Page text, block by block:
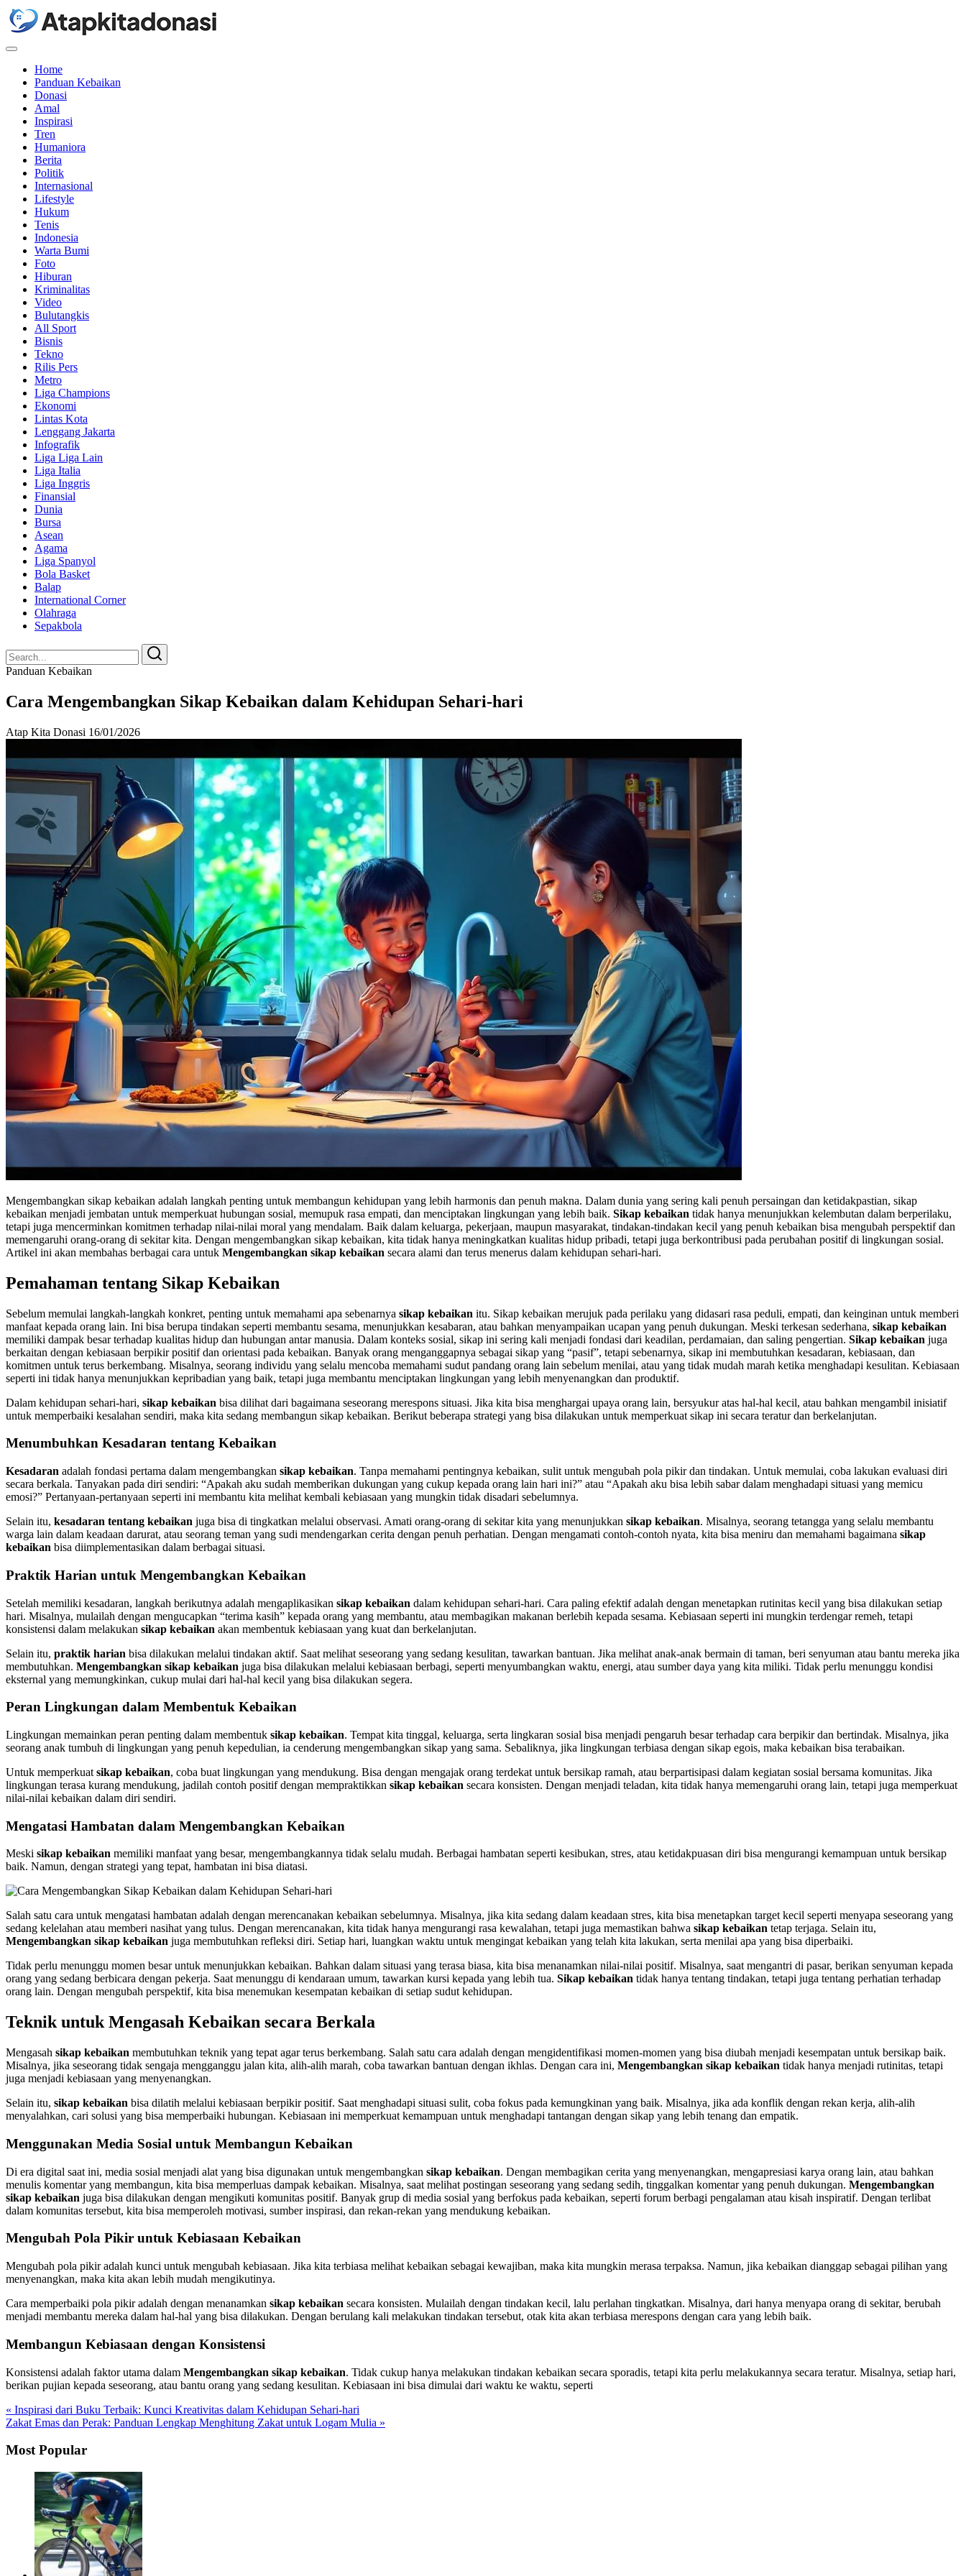
Menu
Home
Panduan Kebaikan
Donasi
Amal
Inspirasi
Tren
Humaniora
Berita
Politik
Internasional
Lifestyle
Hukum
Tenis
Indonesia
Warta Bumi
Foto
Hiburan
Kriminalitas
Video
Bulutangkis
All Sport
Bisnis
Tekno
Rilis Pers
Metro
Liga Champions
Ekonomi
Lintas Kota
Lenggang Jakarta
Infografik
Liga Liga Lain
Liga Italia
Liga Inggris
Finansial
Dunia
Bursa
Asean
Agama
Liga Spanyol
Bola Basket
Balap
International Corner
Olahraga
Sepakbola
Search
for:
Search
Panduan Kebaikan
Cara Mengembangkan Sikap Kebaikan dalam Kehidupan Sehari-hari
Atap Kita Donasi 16/01/2026
Mengembangkan sikap kebaikan adalah langkah penting untuk membangun kehidupan yang lebih harmonis dan penuh makna. Dalam dunia yang sering kali penuh persaingan dan ketidakpastian, sikap
kebaikan menjadi jembatan untuk memperkuat hubungan sosial, memupuk rasa empati, dan menciptakan lingkungan yang lebih baik. Sikap kebaikan tidak hanya menunjukkan kelembutan dalam berperilaku,
tetapi juga mencerminkan komitmen terhadap nilai-nilai moral yang mendalam. Baik dalam keluarga, pekerjaan, maupun masyarakat, tindakan-tindakan kecil yang penuh kebaikan bisa mengubah perspektif dan
memengaruhi orang-orang di sekitar kita. Dengan mengembangkan sikap kebaikan, kita tidak hanya meningkatkan kualitas hidup pribadi, tetapi juga berkontribusi pada perubahan positif di lingkungan sosial.
Artikel ini akan membahas berbagai cara untuk Mengembangkan sikap kebaikan secara alami dan terus menerus dalam kehidupan sehari-hari.
Pemahaman tentang Sikap Kebaikan
Sebelum memulai langkah-langkah konkret, penting untuk memahami apa sebenarnya sikap kebaikan itu. Sikap kebaikan merujuk pada perilaku yang didasari rasa peduli, empati, dan keinginan untuk memberi
manfaat kepada orang lain. Ini bisa berupa tindakan seperti membantu sesama, menunjukkan kesabaran, atau bahkan menyampaikan ucapan yang penuh dukungan. Meski terkesan sederhana, sikap kebaikan
memiliki dampak besar terhadap kualitas hidup dan hubungan antar manusia. Dalam konteks sosial, sikap ini sering kali menjadi fondasi dari keadilan, perdamaian, dan saling pengertian. Sikap kebaikan juga
berkaitan dengan kebiasaan berpikir positif dan orientasi pada kebaikan. Banyak orang menganggapnya sebagai sikap yang “pasif”, tetapi sebenarnya, sikap ini membutuhkan kesadaran, kebiasaan, dan
komitmen untuk terus berkembang. Misalnya, seorang individu yang selalu mencoba memahami sudut pandang orang lain sebelum menilai, atau yang tidak mudah marah ketika menghadapi kesulitan. Kebiasaan
seperti ini tidak hanya menunjukkan kepribadian yang baik, tetapi juga membantu menciptakan lingkungan yang lebih menyenangkan dan produktif.
Dalam kehidupan sehari-hari, sikap kebaikan bisa dilihat dari bagaimana seseorang merespons situasi. Jika kita bisa menghargai upaya orang lain, bersyukur atas hal-hal kecil, atau bahkan mengambil inisiatif
untuk memperbaiki kesalahan sendiri, maka kita sedang membangun sikap kebaikan. Berikut beberapa strategi yang bisa dilakukan untuk memperkuat sikap ini secara teratur dan berkelanjutan.
Menumbuhkan Kesadaran tentang Kebaikan
Kesadaran adalah fondasi pertama dalam mengembangkan sikap kebaikan. Tanpa memahami pentingnya kebaikan, sulit untuk mengubah pola pikir dan tindakan. Untuk memulai, coba lakukan evaluasi diri
secara berkala. Tanyakan pada diri sendiri: “Apakah aku sudah memberikan dukungan yang cukup kepada orang lain hari ini?” atau “Apakah aku bisa lebih sabar dalam menghadapi situasi yang memicu
emosi?” Pertanyaan-pertanyaan seperti ini membantu kita melihat kembali kebiasaan yang mungkin tidak disadari sebelumnya.
Selain itu, kesadaran tentang kebaikan juga bisa di tingkatkan melalui observasi. Amati orang-orang di sekitar kita yang menunjukkan sikap kebaikan. Misalnya, seorang tetangga yang selalu membantu
warga lain dalam keadaan darurat, atau seorang teman yang sudi mendengarkan cerita dengan penuh perhatian. Dengan mengamati contoh-contoh nyata, kita bisa meniru dan memahami bagaimana sikap
kebaikan bisa diimplementasikan dalam berbagai situasi.
Praktik Harian untuk Mengembangkan Kebaikan
Setelah memiliki kesadaran, langkah berikutnya adalah mengaplikasikan sikap kebaikan dalam kehidupan sehari-hari. Cara paling efektif adalah dengan menetapkan rutinitas kecil yang bisa dilakukan setiap
hari. Misalnya, mulailah dengan mengucapkan “terima kasih” kepada orang yang membantu, atau membagikan makanan berlebih kepada sesama. Kebiasaan seperti ini mungkin terdengar remeh, tetapi
konsistensi dalam melakukan sikap kebaikan akan membentuk kebiasaan yang kuat dan berkelanjutan.
Selain itu, praktik harian bisa dilakukan melalui tindakan aktif. Saat melihat seseorang yang sedang kesulitan, tawarkan bantuan. Jika melihat anak-anak bermain di taman, beri senyuman atau bantu mereka jika
membutuhkan. Mengembangkan sikap kebaikan juga bisa dilakukan melalui kebiasaan berbagi, seperti menyumbangkan waktu, energi, atau sumber daya yang kita miliki. Tidak perlu menunggu kondisi
eksternal yang memungkinkan, cukup mulai dari hal-hal kecil yang bisa dilakukan segera.
Peran Lingkungan dalam Membentuk Kebaikan
Lingkungan memainkan peran penting dalam membentuk sikap kebaikan. Tempat kita tinggal, keluarga, serta lingkaran sosial bisa menjadi pengaruh besar terhadap cara berpikir dan bertindak. Misalnya, jika
seorang anak tumbuh di lingkungan yang penuh kepedulian, ia cenderung mengembangkan sikap yang sama. Sebaliknya, jika lingkungan terbiasa dengan sikap egois, maka kebaikan bisa terabaikan.
Untuk memperkuat sikap kebaikan, coba buat lingkungan yang mendukung. Bisa dengan mengajak orang terdekat untuk bersikap ramah, atau berpartisipasi dalam kegiatan sosial bersama komunitas. Jika
lingkungan terasa kurang mendukung, jadilah contoh positif dengan mempraktikkan sikap kebaikan secara konsisten. Dengan menjadi teladan, kita tidak hanya memengaruhi orang lain, tetapi juga memperkuat
nilai-nilai kebaikan dalam diri sendiri.
Mengatasi Hambatan dalam Mengembangkan Kebaikan
Meski sikap kebaikan memiliki manfaat yang besar, mengembangkannya tidak selalu mudah. Berbagai hambatan seperti kesibukan, stres, atau ketidakpuasan diri bisa mengurangi kemampuan untuk bersikap
baik. Namun, dengan strategi yang tepat, hambatan ini bisa diatasi.
Salah satu cara untuk mengatasi hambatan adalah dengan merencanakan kebaikan sebelumnya. Misalnya, jika kita sedang dalam keadaan stres, kita bisa menetapkan target kecil seperti menyapa seseorang yang
sedang kelelahan atau memberi nasihat yang tulus. Dengan merencanakan, kita tidak hanya mengurangi rasa kewalahan, tetapi juga memastikan bahwa sikap kebaikan tetap terjaga. Selain itu,
Mengembangkan sikap kebaikan juga membutuhkan refleksi diri. Setiap hari, luangkan waktu untuk mengingat kebaikan yang telah kita lakukan, serta menilai apa yang bisa diperbaiki.
Tidak perlu menunggu momen besar untuk menunjukkan kebaikan. Bahkan dalam situasi yang terasa biasa, kita bisa menanamkan nilai-nilai positif. Misalnya, saat mengantri di pasar, berikan senyuman kepada
orang yang sedang berbicara dengan pekerja. Saat menunggu di kendaraan umum, tawarkan kursi kepada yang lebih tua. Sikap kebaikan tidak hanya tentang tindakan, tetapi juga tentang perhatian terhadap
orang lain. Dengan mengubah perspektif, kita bisa menemukan kesempatan kebaikan di setiap sudut kehidupan.
Teknik untuk Mengasah Kebaikan secara Berkala
Mengasah sikap kebaikan membutuhkan teknik yang tepat agar terus berkembang. Salah satu cara adalah dengan mengidentifikasi momen-momen yang bisa diubah menjadi kesempatan untuk bersikap baik.
Misalnya, jika seseorang tidak sengaja mengganggu jalan kita, alih-alih marah, coba tawarkan bantuan dengan ikhlas. Dengan cara ini, Mengembangkan sikap kebaikan tidak hanya menjadi rutinitas, tetapi
juga menjadi kebiasaan yang menyenangkan.
Selain itu, sikap kebaikan bisa dilatih melalui kebiasaan berpikir positif. Saat menghadapi situasi sulit, coba fokus pada kemungkinan yang baik. Misalnya, jika ada konflik dengan rekan kerja, alih-alih
menyalahkan, cari solusi yang bisa memperbaiki hubungan. Kebiasaan ini memperkuat kemampuan untuk menghadapi tantangan dengan sikap yang lebih tenang dan empatik.
Menggunakan Media Sosial untuk Membangun Kebaikan
Di era digital saat ini, media sosial menjadi alat yang bisa digunakan untuk mengembangkan sikap kebaikan. Dengan membagikan cerita yang menyenangkan, mengapresiasi karya orang lain, atau bahkan
menulis komentar yang membangun, kita bisa memperluas dampak kebaikan. Misalnya, saat melihat postingan seseorang yang sedang sedih, tinggalkan komentar yang penuh dukungan. Mengembangkan
sikap kebaikan juga bisa dilakukan dengan mengikuti komunitas positif. Banyak grup di media sosial yang berfokus pada kebaikan, seperti forum berbagi pengalaman atau kisah inspiratif. Dengan terlibat
dalam komunitas tersebut, kita bisa memperoleh motivasi, sumber inspirasi, dan rekan-rekan yang mendukung kebaikan.
Mengubah Pola Pikir untuk Kebiasaan Kebaikan
Mengubah pola pikir adalah kunci untuk mengubah kebiasaan. Jika kita terbiasa melihat kebaikan sebagai kewajiban, maka kita mungkin merasa terpaksa. Namun, jika kebaikan dianggap sebagai pilihan yang
menyenangkan, maka kita akan lebih mudah mengikutinya.
Cara memperbaiki pola pikir adalah dengan menanamkan sikap kebaikan secara konsisten. Mulailah dengan tindakan kecil, lalu perlahan tingkatkan. Misalnya, dari hanya menyapa orang di sekitar, berubah
menjadi membantu mereka dalam hal-hal yang bisa dilakukan. Dengan berulang kali melakukan tindakan tersebut, otak kita akan terbiasa merespons dengan cara yang lebih baik.
Membangun Kebiasaan dengan Konsistensi
Konsistensi adalah faktor utama dalam Mengembangkan sikap kebaikan. Tidak cukup hanya melakukan tindakan kebaikan secara sporadis, tetapi kita perlu melakukannya secara teratur. Misalnya, setiap hari,
berikan pujian kepada seseorang, atau bantu orang yang sedang kesulitan. Kebiasaan ini bisa dimulai dari waktu ke waktu, seperti
« Inspirasi dari Buku Terbaik: Kunci Kreativitas dalam Kehidupan Sehari-hari
Zakat Emas dan Perak: Panduan Lengkap Menghitung Zakat untuk Logam Mulia »
Most Popular